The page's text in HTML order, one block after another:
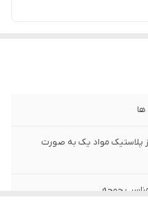
پلاستیک مواد یک به صورت